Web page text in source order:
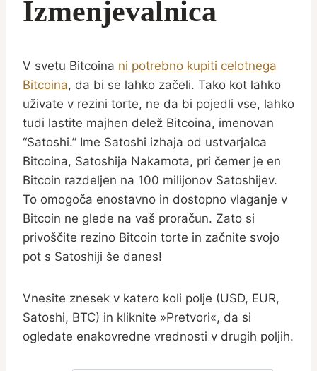
Izmenjevalnica
V svetu Bitcoina ni potrebno kupiti celotnega
Bitcoina, da bi se lahko začeli. Tako kot lahko
uživate v rezini torte, ne da bi pojedli vse, lahko
tudi lastite majhen delež Bitcoina, imenovan
“Satoshi.” Ime Satoshi izhaja od ustvarjalca
Bitcoina, Satoshija Nakamota, pri čemer je en
Bitcoin razdeljen na 100 milijonov Satoshijev.
To omogoča enostavno in dostopno vlaganje v
Bitcoin ne glede na vaš proračun. Zato si
privoščite rezino Bitcoin torte in začnite svojo
pot s Satoshiji še danes!
Vnesite znesek v katero koli polje (USD, EUR,
Satoshi, BTC) in kliknite »Pretvori«, da si
ogledate enakovredne vrednosti v drugih poljih.